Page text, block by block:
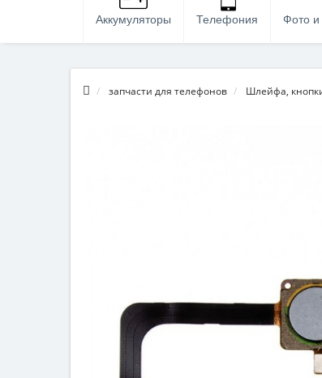
Аккумуляторы Телефония Фото и
запчасти для телефонов Шлейфа,